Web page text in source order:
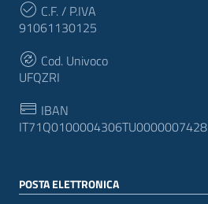
C.F. / P.IVA
91061130125
Cod. Univoco
UFQZRI
IBAN
IT71Q0100004306TU0000007428
POSTA ELETTRONICA